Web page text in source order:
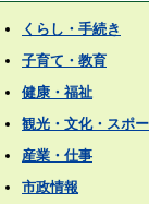
くらし・手続き
子育て・教育
健康・福祉
観光・文化・スポ
産業・仕事
市政情報